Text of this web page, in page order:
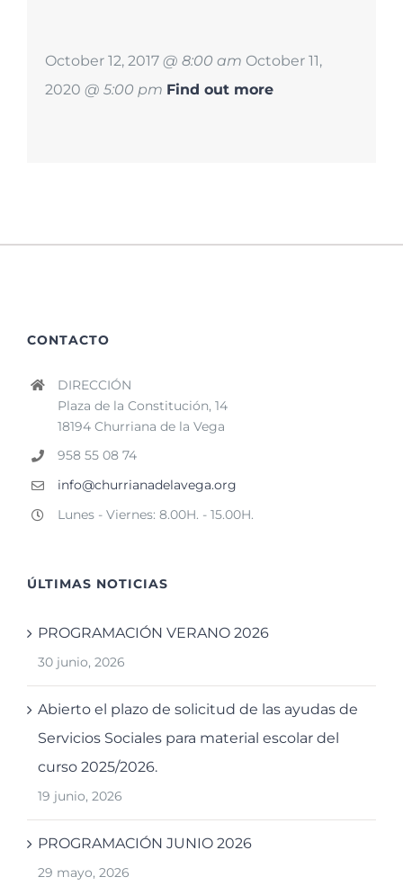
October 12, 2017 @ 8:00 am October 11,
2020 @ 5:00 pm Find out more
CONTACTO
DIRECCIÓN
Plaza de la Constitución, 14
18194 Churriana de la Vega
958 55 08 74
info@churrianadelavega.org
Lunes - Viernes: 8.00H. - 15.00H.
ÚLTIMAS NOTICIAS
PROGRAMACIÓN VERANO 2026
30 junio, 2026
Abierto el plazo de solicitud de las ayudas de
Servicios Sociales para material escolar del
curso 2025/2026.
19 junio, 2026
PROGRAMACIÓN JUNIO 2026
29 mayo, 2026